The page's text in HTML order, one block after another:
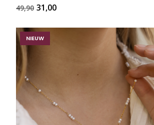
49,90 31,00
NIEUW